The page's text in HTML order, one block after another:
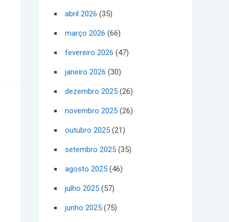
abril 2026 (35)
março 2026 (66)
fevereiro 2026 (47)
janeiro 2026 (30)
dezembro 2025 (26)
novembro 2025 (26)
outubro 2025 (21)
setembro 2025 (35)
agosto 2025 (46)
julho 2025 (57)
junho 2025 (75)